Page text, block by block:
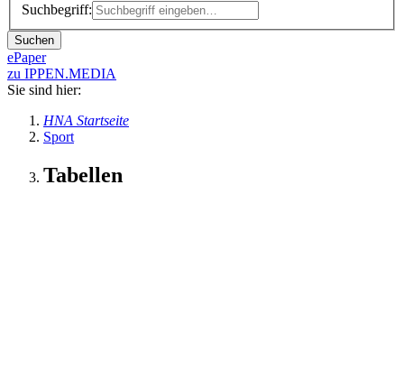
Suchbegriff:
Suchen
ePaper
zu IPPEN.MEDIA
Sie sind hier:
HNA Startseite
Sport
Tabellen